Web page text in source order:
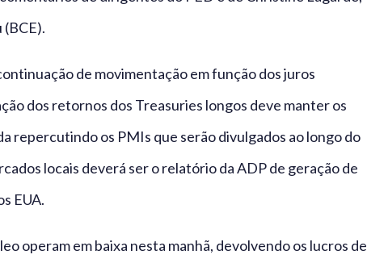
de movimentação em função dos juros
dos retornos dos Treasuries longos deve manter os
repercutindo os PMIs que serão divulgados ao longo do
locais deverá ser o relatório da ADP de geração de
EUA.
operam em baixa nesta manhã, devolvendo os lucros de